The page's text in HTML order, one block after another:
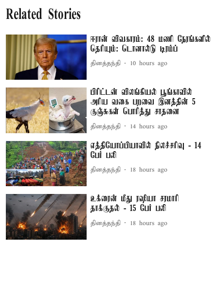
Related Stories
ஈரான் விவகாரம்: 48 மணி நேரங்களில்
தெரியும்: டொனால்டு டிரம்ப்
தினத்தந்தி 10 hours ago
பிரிட்டன் விலங்கியல் பூங்காவில்
அரிய வகை பறவை இனத்தின் 5
குஞ்சுகள் பொரித்து சாதனை
தினத்தந்தி 14 hours ago
எத்தியோப்பியாவில் நிலச்சரிவு - 14
பேர் பலி
தினத்தந்தி 18 hours ago
உக்ரைன் மீது ரஷியா சரமாரி
தாக்குதல் - 15 பேர் பலி
தினத்தந்தி 18 hours ago